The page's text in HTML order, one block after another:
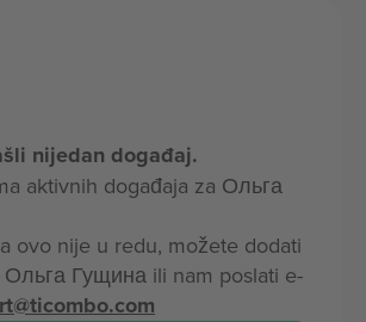
nijedan događaj.
aktivnih događaja za Ольга
ovo nije u redu, možete dodati
Гущина ili nam poslati e-